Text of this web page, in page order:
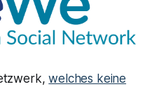
welches keine